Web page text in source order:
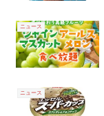
ニュース
ニュース